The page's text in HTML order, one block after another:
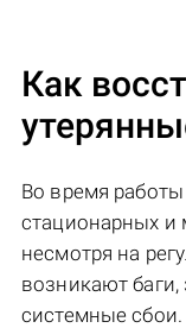
Как
Во время
стационарных и
несмотря на
возникают
системные